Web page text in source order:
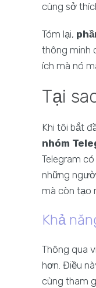
cùng sở
Tóm lại,
thông minh
ích mà nó
Tại
Khi tôi bắt
nhóm
Telegram
những
mà còn tạo
Khả
Thông qua
hơn. Điều
cùng tham